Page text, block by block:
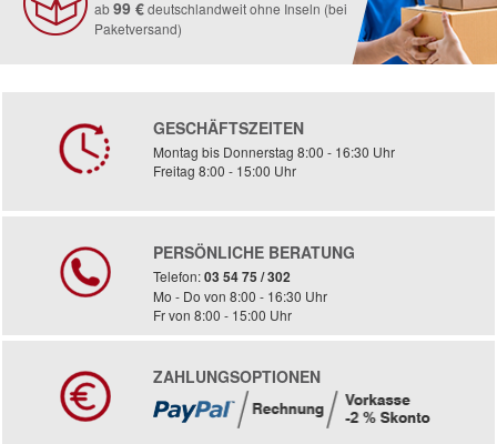
ab99 €deutschlandweit ohne Inseln (bei
Paketversand)
GESCHÄFTSZEITEN
Montag bis Donnerstag 8:00 - 16:30 Uhr
Freitag 8:00 - 15:00 Uhr
PERSÖNLICHE BERATUNG
Telefon:03 54 75 / 302
Mo - Do von 8:00 - 16:30 Uhr
Fr von 8:00 - 15:00 Uhr
ZAHLUNGSOPTIONEN